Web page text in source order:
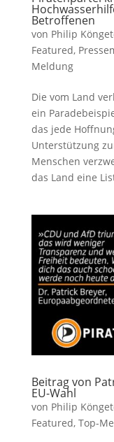
Betroffenen
von Philip
Featured,
Meldung
Die vom Land
ein
das jede
Unterstützung
Menschen
das Land eine
Beitrag von
EU-Wahl
von Philip
Featured, Top-